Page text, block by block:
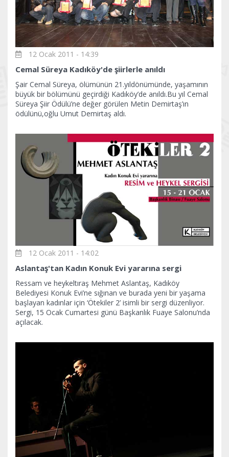
12 Ocak 2011 - 14:39
Cemal Süreya Kadıköy'de şiirlerle anıldı
Şair Cemal Süreya, ölümünün 21.yıldönümünde, yaşamının
büyük bir bölümünü geçirdiği Kadıköy’de anıldı.Bu yıl Cemal
Süreya Şiir Ödülü’ne değer görülen Metin Demirtaş’ın
ödülünü,oğlu Umut Demirtaş aldı.
12 Ocak 2011 - 14:02
Aslantaş'tan Kadın Konuk Evi yararına sergi
Ressam ve heykeltıraş Mehmet Aslantaş, Kadıköy
Belediyesi Konuk Evi’ne sığınan ve burada yeni bir yaşama
başlayan kadınlar için ‘Ötekiler 2’ isimli bir sergi düzenliyor.
Sergi, 15 Ocak Cumartesi günü Başkanlık Fuaye Salonu’nda
açılacak.